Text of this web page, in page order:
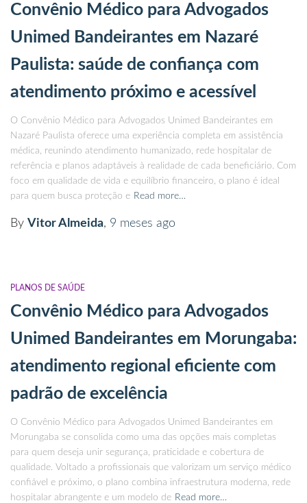
Convênio Médico para Advogados
Unimed Bandeirantes em Nazaré
Paulista: saúde de confiança com
atendimento próximo e acessível
O Convênio Médico para Advogados Unimed Bandeirantes em
Nazaré Paulista oferece uma experiência completa em assistência
médica, reunindo atendimento humanizado, rede hospitalar de
referência e planos adaptáveis à realidade de cada beneficiário. Com
foco em qualidade de vida e equilíbrio financeiro, o plano é ideal
para quem busca proteção e Read more…
By Vitor Almeida, 9 meses ago
PLANOS DE SAÚDE
Convênio Médico para Advogados
Unimed Bandeirantes em Morungaba:
atendimento regional eficiente com
padrão de excelência
O Convênio Médico para Advogados Unimed Bandeirantes em
Morungaba se consolida como uma das opções mais completas
para quem deseja unir segurança, praticidade e cobertura de
qualidade. Voltado a profissionais que valorizam um serviço médico
confiável e próximo, o plano combina infraestrutura moderna, rede
hospitalar abrangente e um modelo de Read more…